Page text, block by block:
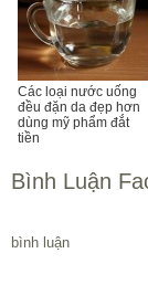
chăm sóc da,chống
da sáng hồng,diệt vi
mụn trứng cá,tẩy da
Leave a Reply